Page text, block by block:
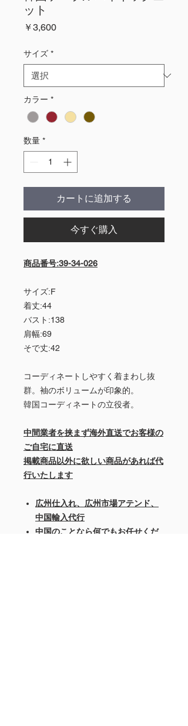
ット
￥3,600価
サイズ *
カラー *
数量 *
カートに追加する
今すぐ購入
商品番号:39-34-026
サイズ:F
着丈:44
バスト:138
肩幅:69
そで丈:42
コーディネートしやすく着まわし抜
群。袖のボリュームが印象的。
韓国コーディネートの立役者。
中間業者を挟まず海外直送でお客様の
ご自宅に直送
掲載商品以外に欲しい商品があれば代
行いたします
広州仕入れ、広州市場アテンド、
中国輸入代行
中国のことなら何でもお任せくだ